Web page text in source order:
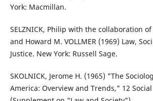
York: Macmillan.
SELZNICK, Philip with the collaboration
and Howard M. VOLLMER (1969) Law,
Justice. New York: Russell Sage.
SKOLNICK, Jerome H. (1965) "The
America: Overview and Trends," 12